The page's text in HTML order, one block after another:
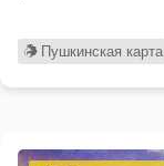
Пушкинская карта